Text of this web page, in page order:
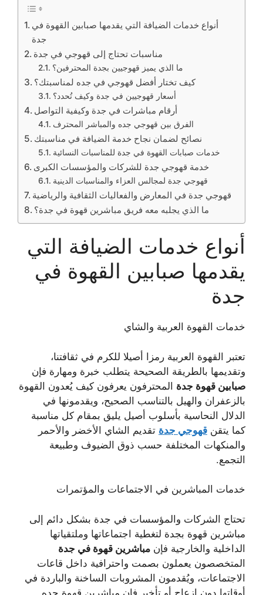
أنواع خدمات الضيافة التي يقدمها صبابين القهوة في
جدة
مناسبات تحتاج إلى قهوجي في جدة
ما الذي يميز قهوجيين بجدة المحترفين؟
كيف تختار أفضل قهوجي في جده لمناسبتك؟
أسعار قهوجيين في جدة وكيف تُحدد؟
أرقام مباشرات في جدة وكيفية التواصل
الفرق بين قهوجي جده والمباشر المحترف
نصائح لضمان نجاح خدمة الضيافة في مناسبتك
خدمات صبابات القهوة في جدة للمناسبات النسائية
خدمة قهوجي جدة للشركات والمؤسسات الكبرى
قهوجي جدة لمجالس العزاء والمناسبات الدينية
قهوجي جدة في المعارض والفعاليات الثقافية والرياضية
ما الذي يجلبه معه فريق مباشرين قهوة في جدة؟
أنواع خدمات الضيافة التي
يقدمها صبابين القهوة في
جدة
خدمات القهوة العربية والشاي
تعتبر القهوة العربية رمزا أصيلا للكرم في ثقافتنا،
وتقديمها بالطريقة الصحيحة يتطلب خبرة ومهارة فإن
صبابين قهوة جدة المحترفون يعرفون كيف يُعدون القهوة
بالزعفران والهيل بالتناسب الصحيح، ويقدمونها في
الدلال النحاسية بأسلوب أصيل يليق بمقام كل مناسبة
كما يتقن قهوجي جدة تقديم الشاي الأخضر والأحمر
والمنكهات المختلفة حسب ذوق الضيوف وطبيعة
التجمع.
خدمات المباشرين في الاجتماعات والمؤتمرات
تحتاج الشركات والمؤسسات في جدة بشكل دائم إلى
مباشرين قهوة بجدة لتغطية اجتماعاتها وملتقياتها
الداخلية والخارجية فإن مباشرين قهوة في جدة
المتخصصون يعملون بصمت واحترافية داخل قاعات
الاجتماعات، ويُقدمون المشروبات الساخنة والباردة في
أوقاتها دون إزعاج أو تأخير فإن مباشرين قهوة جده